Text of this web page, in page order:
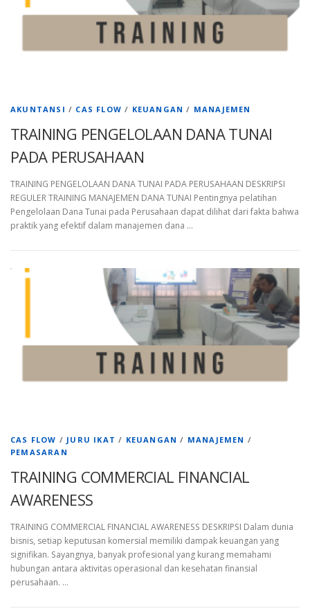
AKUNTANSI / CAS FLOW / KEUANGAN / MANAJEMEN
TRAINING PENGELOLAAN DANA TUNAI
PADA PERUSAHAAN
TRAINING PENGELOLAAN DANA TUNAI PADA PERUSAHAAN DESKRIPSI
REGULER TRAINING MANAJEMEN DANA TUNAI Pentingnya pelatihan
Pengelolaan Dana Tunai pada Perusahaan dapat dilihat dari fakta bahwa
praktik yang efektif dalam manajemen dana …
CAS FLOW / JURU IKAT / KEUANGAN / MANAJEMEN /
PEMASARAN
TRAINING COMMERCIAL FINANCIAL
AWARENESS
TRAINING COMMERCIAL FINANCIAL AWARENESS DESKRIPSI Dalam dunia
bisnis, setiap keputusan komersial memiliki dampak keuangan yang
signifikan. Sayangnya, banyak profesional yang kurang memahami
hubungan antara aktivitas operasional dan kesehatan finansial
perusahaan. …